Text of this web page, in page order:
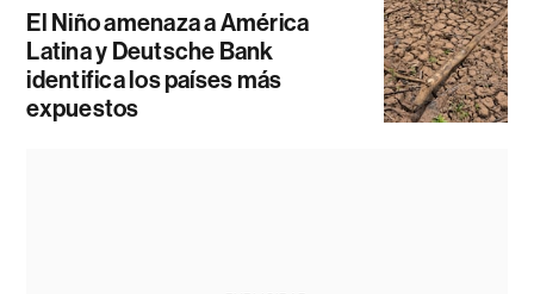
El Niño amenaza a América
Latina y Deutsche Bank
identifica los países más
expuestos